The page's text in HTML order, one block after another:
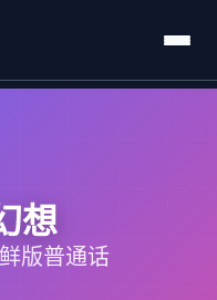
想
版普通话